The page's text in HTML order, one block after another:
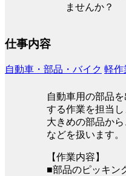
ませんか？
仕事内容
自動車・部品・バイク 軽作
自動車用の部品
する作業を担当
大きめの部品か
などを扱います。
【作業内容】
■部品のピッキン